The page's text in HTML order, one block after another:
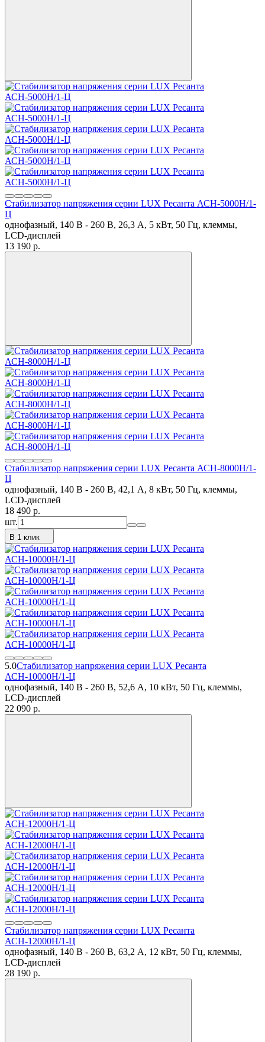
Стабилизатор напряжения серии LUX Ресанта АСН-5000Н/1-
Ц
однофазный, 140 В - 260 В, 26,3 А, 5 кВт, 50 Гц, клеммы,
LCD-дисплей
13 190 p.
Стабилизатор напряжения серии LUX Ресанта АСН-8000Н/1-
Ц
однофазный, 140 В - 260 В, 42,1 А, 8 кВт, 50 Гц, клеммы,
LCD-дисплей
18 490 p.
шт.
В 1 клик
5.0Стабилизатор напряжения серии LUX Ресанта
АСН-10000Н/1-Ц
однофазный, 140 В - 260 В, 52,6 А, 10 кВт, 50 Гц, клеммы,
LCD-дисплей
22 090 p.
Стабилизатор напряжения серии LUX Ресанта
АСН-12000Н/1-Ц
однофазный, 140 В - 260 В, 63,2 А, 12 кВт, 50 Гц, клеммы,
LCD-дисплей
28 190 p.